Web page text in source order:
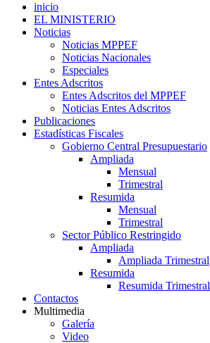
inicio
EL MINISTERIO
Noticias
Noticias MPPEF
Noticias Nacionales
Especiales
Entes Adscritos
Entes Adscritos del MPPEF
Noticias Entes Adscritos
Publicaciones
Estadísticas Fiscales
Gobierno Central Presupuestario
Ampliada
Mensual
Trimestral
Resumida
Mensual
Trimestral
Sector Público Restringido
Ampliada
Ampliada Trimestral
Resumida
Resumida Trimestral
Contactos
Multimedia
Galería
Video